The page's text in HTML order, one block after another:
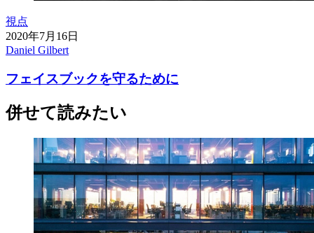
視点
2020年7月16日
Daniel Gilbert
フェイスブックを守るために
併せて読みたい